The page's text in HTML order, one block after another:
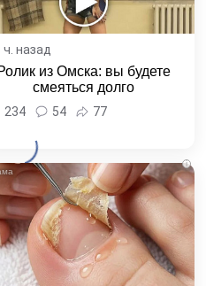
ч. назад
из Омска: вы будете
смеяться долго
234 54 77
i